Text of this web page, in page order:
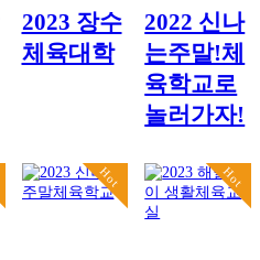
2023 장수
체육대학
2022 신나
는주말!체
육학교로
놀러가자!
Hot Hot